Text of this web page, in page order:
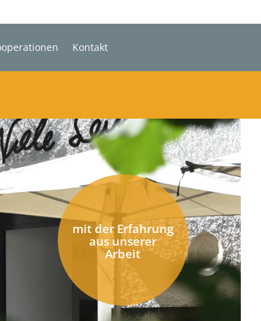
Kontakt
mit der Erfahrung
aus unserer
Arbeit